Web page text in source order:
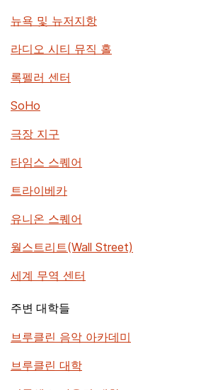
뉴욕 및 뉴저지항
라디오 시티 뮤직 홀
록펠러 센터
SoHo
극장 지구
타임스 스퀘어
트라이베카
유니온 스퀘어
월스트리트(Wall Street)
세계 무역 센터
주변 대학들
브루클린 음악 아카데미
브루클린 대학